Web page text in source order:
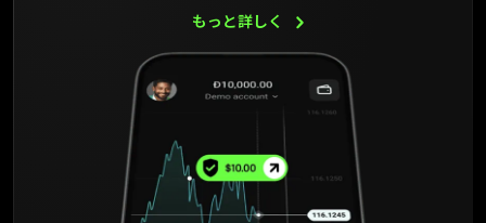
もっと詳しく